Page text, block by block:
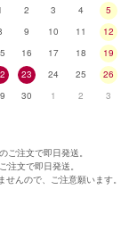
2 3 4
5
9 10 11
12
16 17 18
19
23 24 25
26
30 1 2 3
ご注文で即日発送。
注文で即日発送。
せんので、ご注意願います。